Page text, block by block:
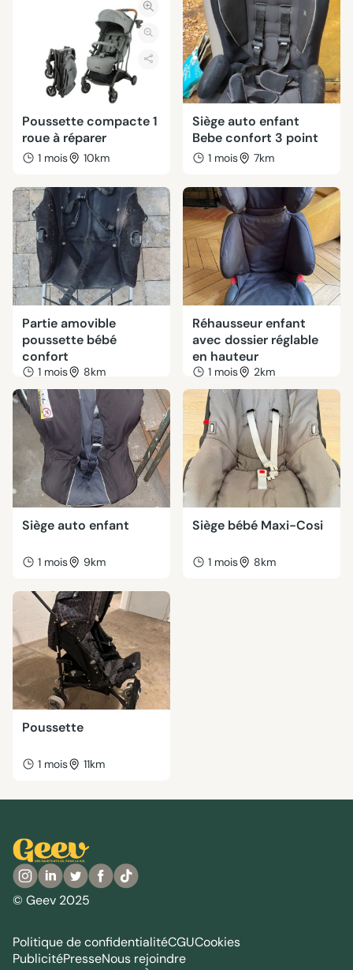
Poussette compacte 1
roue à réparer
1 mois 10km
Siège auto enfant
Bebe confort 3 point
1 mois 7km
Partie amovible
poussette bébé
confort
1 mois 8km
Réhausseur enfant
avec dossier réglable
en hauteur
1 mois 2km
Siège auto enfant
1 mois 9km
Siège bébé Maxi-Cosi
1 mois 8km
Poussette
1 mois 11km
© Geev 2025
Politique de confidentialitéCGUCookies
PublicitéPresseNous rejoindre